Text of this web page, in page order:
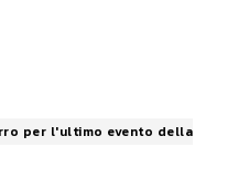
per l'ultimo evento della